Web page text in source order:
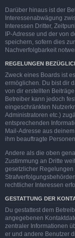
Darüber hinaus ist der
Interessenabwägung
Interessen Dritter,
IP-Adresse und der von
speichern, sofern dies
Nachverfolgbarkeit
REGELUNGEN
Zweck eines Boards ist
ermöglichen. Du bist dir
von dir erstellten
Betreiber kann jedoch
eingeschränkten
Administratoren etc.)
entsprechenden
Mail-Adresse aus
ihm beauftragte
Andere als die oben
Zustimmung an Dritte
gesetzlicher Regelungen
rechtlicher Interessen
GESTATTUNG DER
Du gestattest dem
angegebenen
zentraler Informationen
er und andere Benutzer